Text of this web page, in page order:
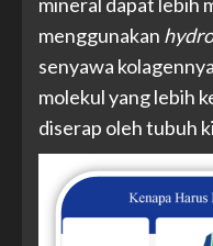
menggunakan
senyawa
molekul yang lebih
diserap oleh tubuh